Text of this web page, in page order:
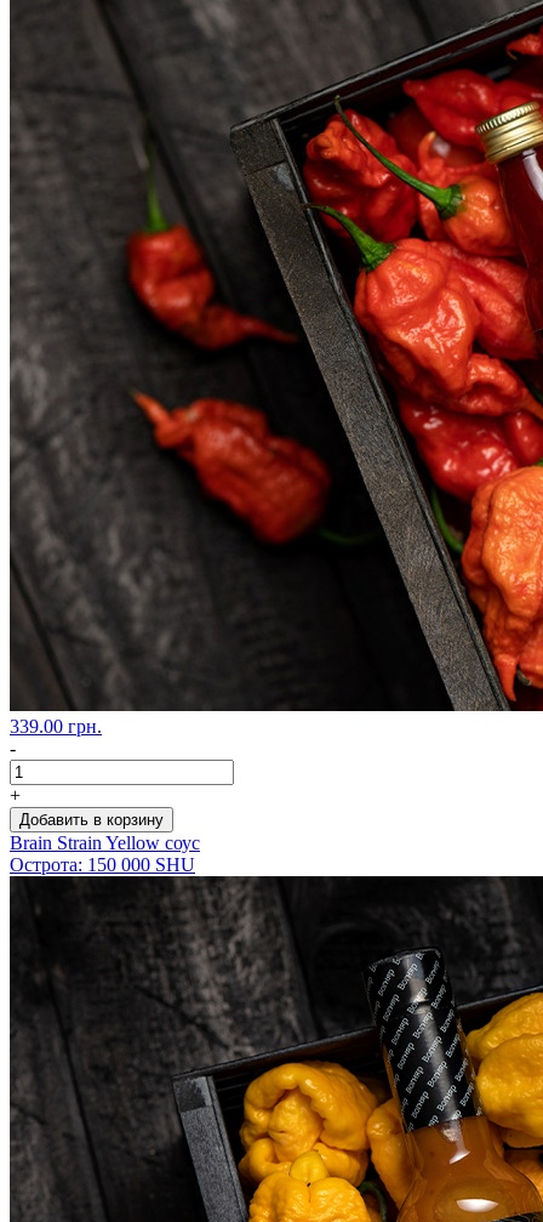
339.00 грн.
-
+
Добавить в корзину
Brain Strain Yellow соус
Острота: 150 000 SHU